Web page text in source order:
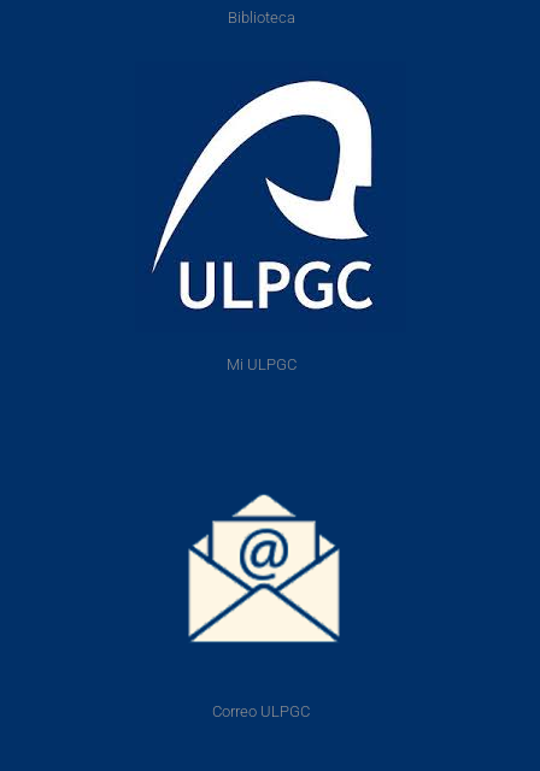
Biblioteca
Mi ULPGC
Correo ULPGC